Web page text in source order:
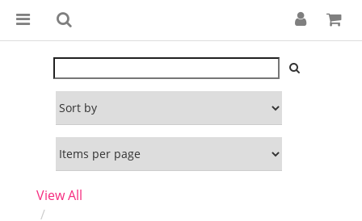
View All